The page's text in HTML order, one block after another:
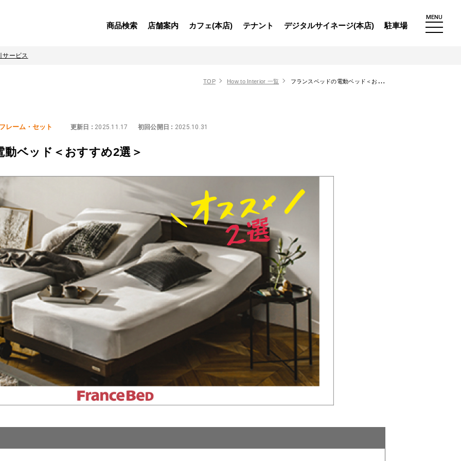
商品検索 店舗案内 カフェ(本店) テナント デジタルサイネージ(本店) 駐車場
MENU
サービス
TOP How to Interior 一覧 フランスベッドの電動ベッド＜おすすめ2選＞
レーム・セット 更新日 : 2025.11.17 初回公開日 : 2025.10.31
ベッド＜おすすめ2選＞